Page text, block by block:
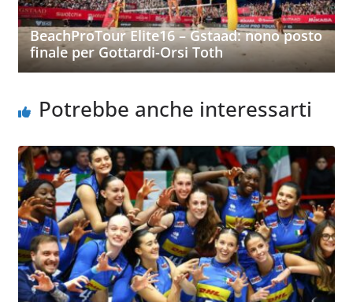
BeachProTour Elite16 – Gstaad: nono posto
finale per Gottardi-Orsi Toth
Potrebbe anche interessarti